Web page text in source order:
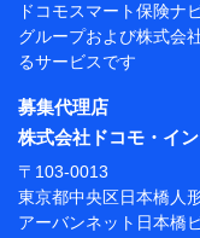
析して、お客さま
品等に関するご提案
す。）
各種セミナーの開催
コンサルティングサ
アンケートやキャン
上記に係る案内・手
【当該個人データ
称・住所・代表者
ドコモスマート保険ナ
グループおよび株式会
るサービスです
募集代理店
株式会社ドコモ・イ
〒103-0013
東京都中央区日本橋人
アーバンネット日本橋